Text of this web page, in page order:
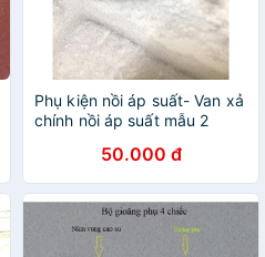
Phụ kiện nồi áp suất- Van xả
chính nồi áp suất mẫu 2
50.000 đ